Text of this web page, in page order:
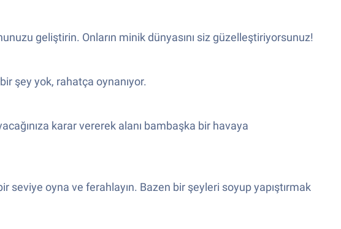
geliştirin. Onların minik dünyasını siz güzelleştiriyorsunuz!
şey yok, rahatça oynanıyor.
karar vererek alanı bambaşka bir havaya
seviye oyna ve ferahlayın. Bazen bir şeyleri soyup yapıştırmak